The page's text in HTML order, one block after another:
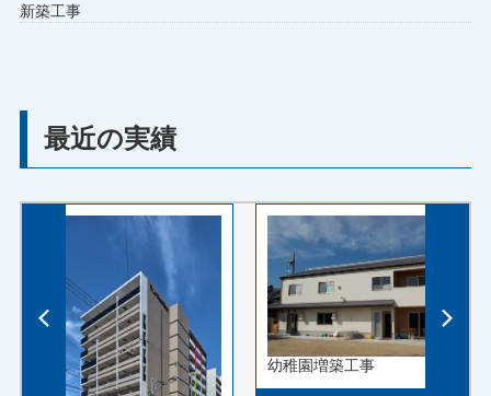
新築工事
最近の実績
幼稚園増築工事